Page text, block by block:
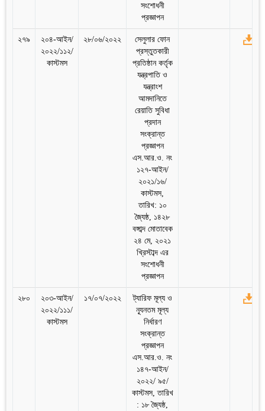
সংশোধনী
প্রজ্ঞাপন
২৭৯
২০৪-আইন/
২০২২/১১২/
কাস্টমস
২৮/০৬/২০২২
সেলুলার ফোন
প্রস্তুতকারী
প্রতিষ্ঠান কর্তৃক
যন্ত্রপাতি ও
যন্ত্রাংশ
আমদানিতে
রেয়াতি সুবিধা
প্রদান
সংক্রান্ত
প্রজ্ঞাপন
এস.আর.ও. নং
১২৭-আইন/
২০২১/১৬/
কাস্টমস,
তারিখ: ১০
জ্যৈষ্ঠ, ১৪২৮
বঙ্গাব্দ মোতাবেক
২৪ মে, ২০২১
খ্রিস্টাব্দ এর
সংশোধনী
প্রজ্ঞাপন
২৮০
২০৩-আইন/
২০২২/১১১/
কাস্টমস
১৭/০৭/২০২২
ট্যারিফ মূল্য ও
ন্যূনতম মূল্য
নির্ধারণ
সংক্রান্ত
প্রজ্ঞাপন
এস.আর.ও. নং
১৪৭-আইন/
২০২২/ ৯৫/
কাস্টমস, তারিখ
: ১৮ জ্যৈষ্ঠ,